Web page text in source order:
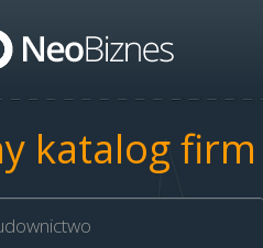
katalog